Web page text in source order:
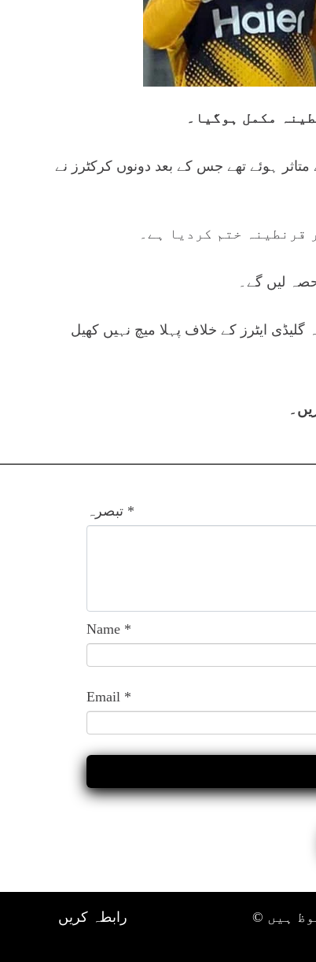
مکمل ہوگیا۔
ہوئے تھے جس کے بعد دونوں کرکٹرز نے
قرنطینہ ختم کردیا ہے۔
لیں گے۔
ایٹرز کے خلاف پہلا میچ نہیں کھیل
تبصرہ *
Name *
Email *
رابطہ کریں
ہیں ©